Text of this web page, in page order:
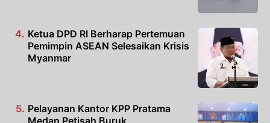
Ketua DPD RI Berharap Pertemuan
Pemimpin ASEAN Selesaikan Krisis
Myanmar
Pelayanan Kantor KPP Pratama
Medan Petisah Buruk